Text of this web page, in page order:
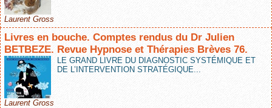
Laurent Gross
Livres en bouche. Comptes rendus du Dr Julien
BETBEZE. Revue Hypnose et Thérapies Brèves 76.
LE GRAND LIVRE DU DIAGNOSTIC SYSTÉMIQUE ET
DE L’INTERVENTION STRATÉGIQUE...
Laurent Gross